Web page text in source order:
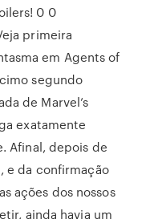
0 0
primeira
em Agents of
segundo
de Marvel’s
exatamente
Afinal, depois de
e da confirmação
ações dos nossos
ainda havia um